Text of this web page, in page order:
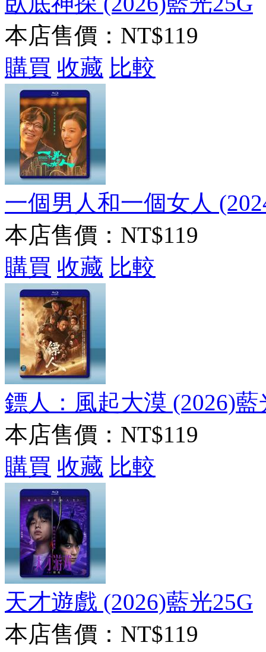
本店售價： NT$119
購買 收藏 比較
一個男人和一個女人
本店售價： NT$119
購買 收藏 比較
鏢人：風起大漠 (2026)藍
本店售價： NT$119
購買 收藏 比較
天才遊戲 (2026)藍光25G
本店售價： NT$119